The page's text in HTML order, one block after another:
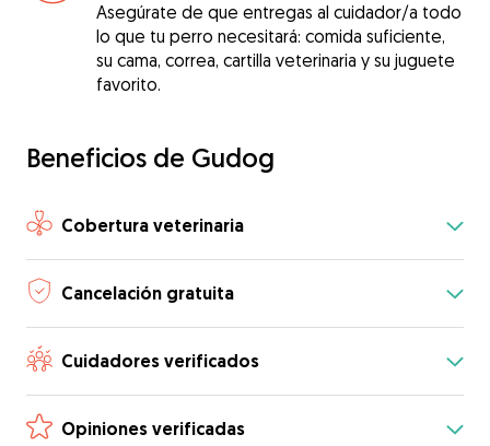
Asegúrate de que entregas al cuidador/a todo
lo que tu perro necesitará: comida suficiente,
su cama, correa, cartilla veterinaria y su juguete
favorito.
Beneficios de Gudog
Cobertura veterinaria
Cancelación gratuita
Cuidadores verificados
Opiniones verificadas